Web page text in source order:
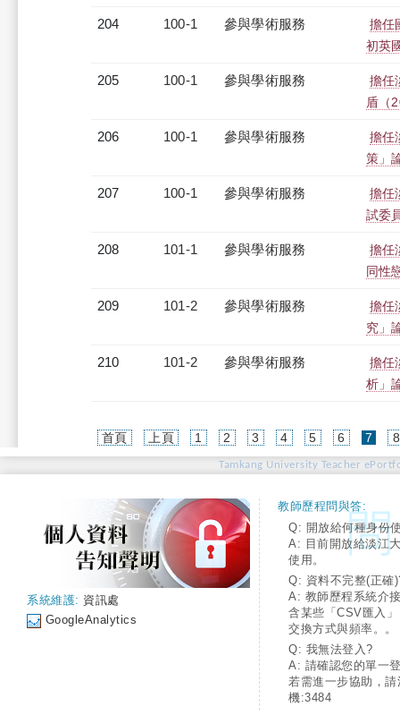
204 100-1 參與學術服務
擔任
初英
205 100-1 參與學術服務
擔任
盾（
206 100-1 參與學術服務
擔任
策」
207 100-1 參與學術服務
擔任
試委
208 101-1 參與學術服務
擔任
同性
209 101-2 參與學術服務
擔任
究」
210 101-2 參與學術服務
擔任
析」
首頁 上頁 1 2 3 4 5 6 7 8
Tamkang University Teacher
系統維護: 資訊處
GoogleAnalytics
教師歷程問與答:
Q: 開放給何種身份
A: 目前開放給淡江
使用。
Q: 資料不完整(正確
A: 教師歷程系統介
含某些「CSV匯入
交換方式與頻率。。
Q: 我無法登入?
A: 請確認您的單一
若需進一步協助，
機:3484